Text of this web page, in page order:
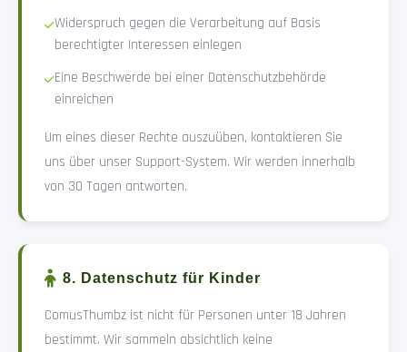
Widerspruch gegen die Verarbeitung auf Basis
berechtigter Interessen einlegen
Eine Beschwerde bei einer Datenschutzbehörde
einreichen
Um eines dieser Rechte auszuüben, kontaktieren Sie
uns über unser Support-System. Wir werden innerhalb
von 30 Tagen antworten.
8. Datenschutz für Kinder
ComusThumbz ist nicht für Personen unter 18 Jahren
bestimmt. Wir sammeln absichtlich keine